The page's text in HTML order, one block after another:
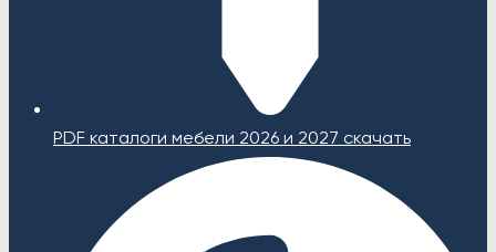
PDF каталоги мебели 2026 и 2027 скачать